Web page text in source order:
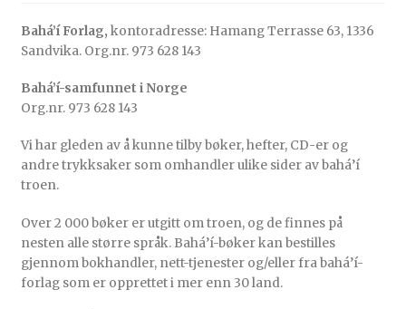
Bahá’í Forlag, kontoradresse: Hamang Terrasse 63, 1336
Sandvika. Org.nr. 973 628 143
Bahá’í-samfunnet i Norge
Org.nr. 973 628 143
Vi har gleden av å kunne tilby bøker, hefter, CD-er og
andre trykksaker som omhandler ulike sider av bahá’í
troen.
Over 2 000 bøker er utgitt om troen, og de finnes på
nesten alle større språk. Bahá’í-bøker kan bestilles
gjennom bokhandler, nett-tjenester og/eller fra bahá’í-
forlag som er opprettet i mer enn 30 land.